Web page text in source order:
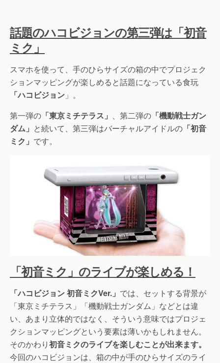
話題のハコビジョンの第三弾は「初音
ミク」
スマホを使って、手のひらサイズの箱の中でプロジェク
ションマッピングが楽しめると話題になっている食玩
「ハコビジョン 」。
第一弾の 「東京ミチテラス」 、第二弾の 「機動戦士ガン
ダム」 と続いて、第三弾はバーチャルアイドルの 「初音
ミク」 です。
「初音ミク」のライブが楽しめる！
「ハコビジョン 初音ミクVer.」 では、セットする背景が
「東京ミチテラス」「機動戦士ガンダム」などとは違
い、あまり立体的ではなく、そういう意味ではプロジェ
クションマッピングという要素は薄いかもしれません。
そのかわり初音ミクのライブを楽しむことが出来ます。
今回のハコビジョンは、箱の中が手のひらサイズのライ